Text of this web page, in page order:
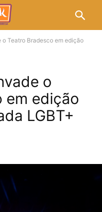
Teatro Bradesco em edição
o
em edição
LGBT+